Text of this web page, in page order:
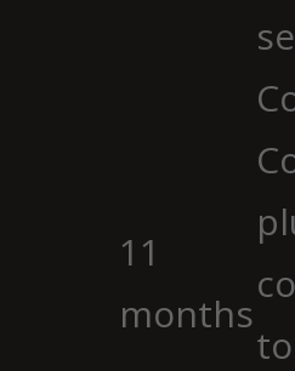
11
months